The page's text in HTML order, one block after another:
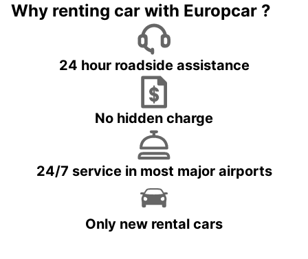
Why renting car with Europcar ?
24 hour roadside assistance
No hidden charge
24/7 service in most major airports
Only new rental cars